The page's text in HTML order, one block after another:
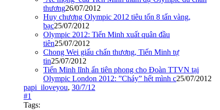
thương26/07/2012
Huy chương Olympic 2012 tiêu tốn 8 tấn vàng,
bạc25/07/2012
Olympic 2012: Tiến Minh xuất quân đầu
tiên25/07/2012
Chong Wei giấu chấn thương, Tiến Minh tự
tin25/07/2012
Tiến Minh lĩnh ấn tiên phong cho Đoàn TTVN tại
Olympic London 2012: ”Cháy” hết mình c25/07/2012
papi_iloveyou, 30/7/12
#1
Tags: